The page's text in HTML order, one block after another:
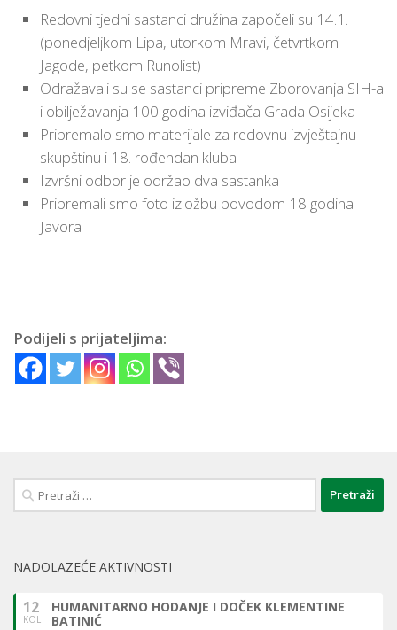
Redovni tjedni sastanci družina započeli su 14.1.
(ponedjeljkom Lipa, utorkom Mravi, četvrtkom
Jagode, petkom Runolist)
Odražavali su se sastanci pripreme Zborovanja SIH-a
i obilježavanja 100 godina izviđača Grada Osijeka
Pripremalo smo materijale za redovnu izvještajnu
skupštinu i 18. rođendan kluba
Izvršni odbor je održao dva sastanka
Pripremali smo foto izložbu povodom 18 godina
Javora
Podijeli s prijateljima:
Pretraži:
NADOLAZEĆE AKTIVNOSTI
12
KOL
HUMANITARNO HODANJE I DOČEK KLEMENTINE
BATINIĆ